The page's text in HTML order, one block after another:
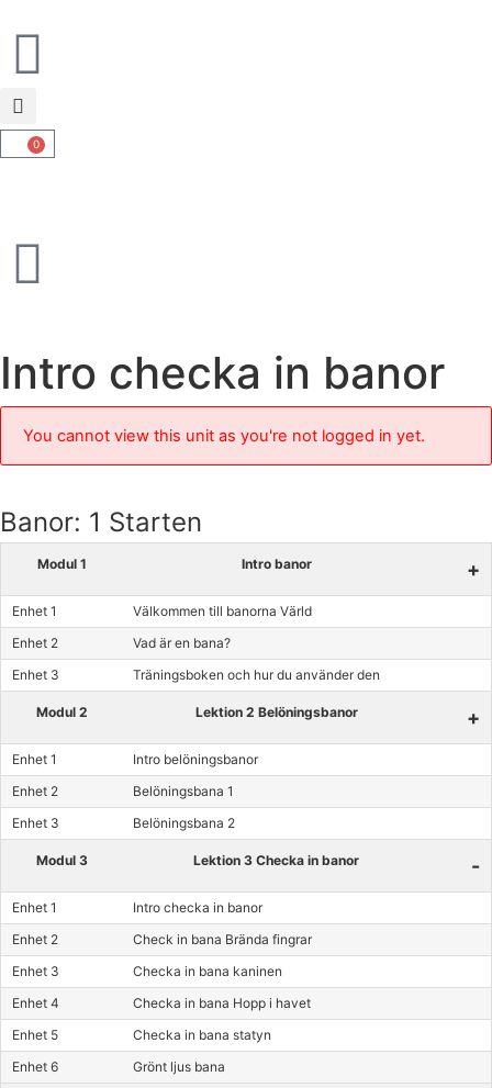
0
Intro checka in banor
You cannot view this unit as you're not logged in yet.
Banor: 1 Starten
Modul 1 Intro banor +
Enhet 1
Välkommen till banorna Värld
Enhet 2
Vad är en bana?
Enhet 3
Träningsboken och hur du använder den
Modul 2 Lektion 2 Belöningsbanor +
Enhet 1
Intro belöningsbanor
Enhet 2
Belöningsbana 1
Enhet 3
Belöningsbana 2
Modul 3 Lektion 3 Checka in banor -
Enhet 1
Intro checka in banor
Enhet 2
Check in bana Brända fingrar
Enhet 3
Checka in bana kaninen
Enhet 4
Checka in bana Hopp i havet
Enhet 5
Checka in bana statyn
Enhet 6
Grönt ljus bana